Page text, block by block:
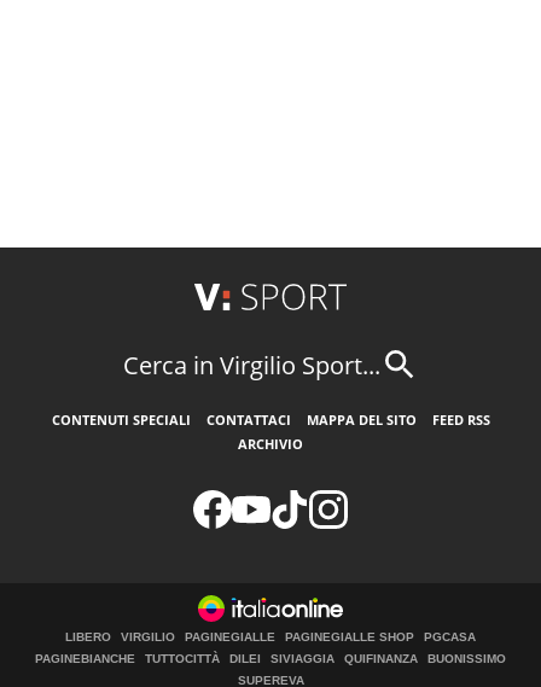
Cerca in Virgilio Sport...
CONTENUTI SPECIALI CONTATTACI MAPPA DEL SITO
FEED RSS
ARCHIVIO
LIBERO VIRGILIO PAGINEGIALLE PAGINEGIALLE SHOP
PGCASA
PAGINEBIANCHE
TUTTOCITTÀ DILEI SIVIAGGIA QUIFINANZA
BUONISSIMO
SUPEREVA